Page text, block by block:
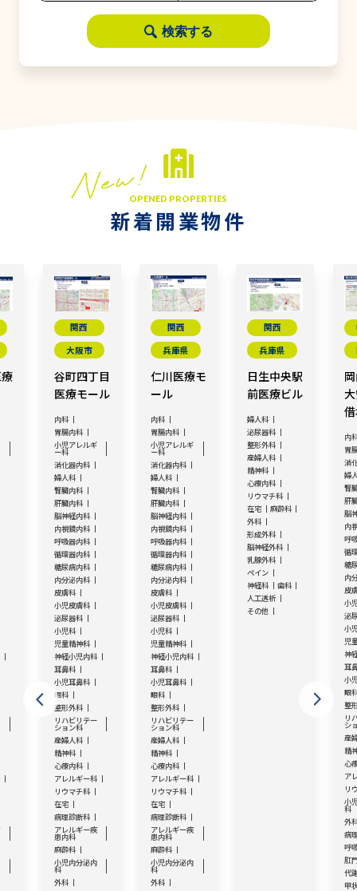
検索する
OPENED PROPERTIES
新着開業物件
関西
大阪市
谷町四丁目
医療モール
内科
胃腸内科
小児アレルギ
ー科
消化器内科
婦人科
腎臓内科
肝臓内科
脳神経内科
内視鏡内科
呼吸器内科
循環器内科
糖尿病内科
内分泌内科
皮膚科
小児皮膚科
泌尿器科
小児科
児童精神科
神経小児内科
耳鼻科
小児耳鼻科
眼科
整形外科
リハビリテー
ション科
産婦人科
精神科
心療内科
アレルギー科
リウマチ科
在宅
病理診断科
アレルギー疾
患内科
麻酔科
小児内分泌内
科
外科
関西
兵庫県
仁川医療モ
ール
内科
胃腸内科
小児アレルギ
ー科
消化器内科
婦人科
腎臓内科
肝臓内科
脳神経内科
内視鏡内科
呼吸器内科
循環器内科
糖尿病内科
内分泌内科
皮膚科
小児皮膚科
泌尿器科
小児科
児童精神科
神経小児内科
耳鼻科
小児耳鼻科
眼科
整形外科
リハビリテー
ション科
産婦人科
精神科
心療内科
アレルギー科
リウマチ科
在宅
病理診断科
アレルギー疾
患内科
麻酔科
小児内分泌内
科
外科
関西
兵庫県
日生中央駅
前医療ビル
婦人科
泌尿器科
整形外科
産婦人科
精神科
心療内科
リウマチ科
在宅
麻酔科
外科
形成外科
脳神経外科
乳腺外科
ペイン
神経科
歯科
人工透析
その他
内
胃
消
婦
腎
肝
脳
内
呼
循
糖
内
皮
小
泌
小
児
神
耳
小
眼
整
リ
シ
産
精
心
ア
リ
小
科
外
病
呼
肛
代
甲